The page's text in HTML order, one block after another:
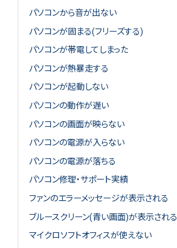
パソコンから音が出ない
パソコンが固まる(フリーズする)
パソコンが帯電してしまった
パソコンが熱暴走する
パソコンが起動しない
パソコンの動作が遅い
パソコンの画面が映らない
パソコンの電源が入らない
パソコンの電源が落ちる
パソコン修理・サポート実績
ファンのエラーメッセージが表示される
ブルースクリーン(青い画面)が表示される
マイクロソフトオフィスが使えない